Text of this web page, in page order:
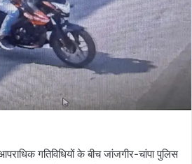
गतिविधियों के बीच जांजगीर-चांपा पुलिस